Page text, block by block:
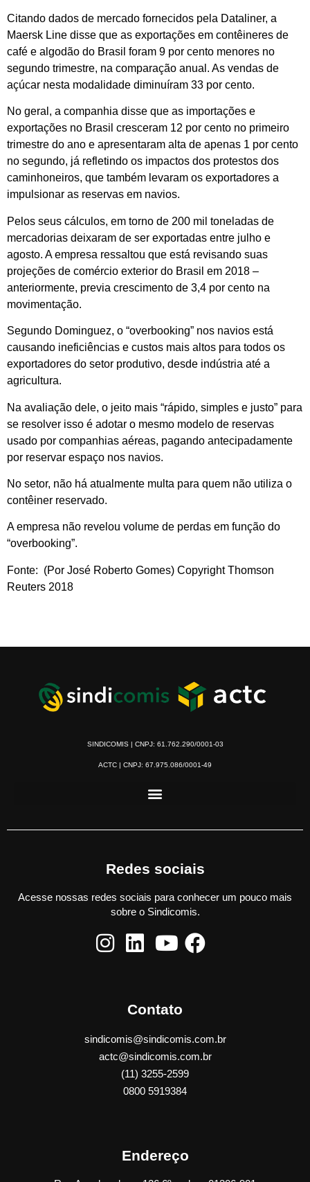
Citando dados de mercado fornecidos pela Dataliner, a
Maersk Line disse que as exportações em contêineres de
café e algodão do Brasil foram 9 por cento menores no
segundo trimestre, na comparação anual. As vendas de
açúcar nesta modalidade diminuíram 33 por cento.
No geral, a companhia disse que as importações e
exportações no Brasil cresceram 12 por cento no primeiro
trimestre do ano e apresentaram alta de apenas 1 por cento
no segundo, já refletindo os impactos dos protestos dos
caminhoneiros, que também levaram os exportadores a
impulsionar as reservas em navios.
Pelos seus cálculos, em torno de 200 mil toneladas de
mercadorias deixaram de ser exportadas entre julho e
agosto. A empresa ressaltou que está revisando suas
projeções de comércio exterior do Brasil em 2018 –
anteriormente, previa crescimento de 3,4 por cento na
movimentação.
Segundo Dominguez, o “overbooking” nos navios está
causando ineficiências e custos mais altos para todos os
exportadores do setor produtivo, desde indústria até a
agricultura.
Na avaliação dele, o jeito mais “rápido, simples e justo” para
se resolver isso é adotar o mesmo modelo de reservas
usado por companhias aéreas, pagando antecipadamente
por reservar espaço nos navios.
No setor, não há atualmente multa para quem não utiliza o
contêiner reservado.
A empresa não revelou volume de perdas em função do
“overbooking”.
Fonte: (Por José Roberto Gomes) Copyright Thomson
Reuters 2018
SINDICOMIS | CNPJ: 61.762.290/0001-03
ACTC | CNPJ: 67.975.086/0001-49
Redes sociais
Acesse nossas redes sociais para conhecer um pouco mais
sobre o Sindicomis.
Contato
sindicomis@sindicomis.com.br
actc@sindicomis.com.br
(11) 3255-2599
0800 5919384
Endereço